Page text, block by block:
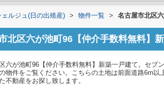
ルジュ(日の出殖産) > 物件一覧 > 名古屋市北区
北区六が池町96【仲介手数料無料】
六が池町96【仲介手数料無料】新築一戸建て。セブ
物件をご覧ください。こちらの土地は前面道路6m
不動産をお探し致します。